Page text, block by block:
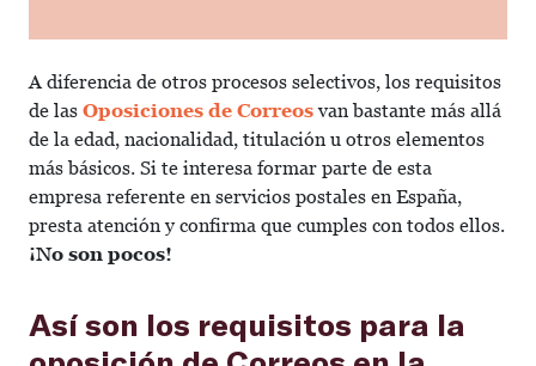
A diferencia de otros procesos selectivos, los requisitos
de las Oposiciones de Correosvan bastante más allá
de la edad, nacionalidad, titulación u otros elementos
más básicos. Si te interesa formar parte de esta
empresa referente en servicios postales en España,
presta atención y confirma que cumples con todos ellos.
¡No son pocos!
Así son los requisitos para la